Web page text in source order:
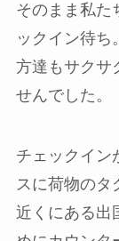
そのまま私た
ックイン待ち
方達もサクサ
せんでした。
チェックイン
スに荷物のタ
近くにある出